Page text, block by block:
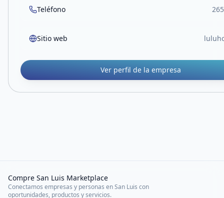
Teléfono
Sitio web
Ver perfil de la empresa
Compre San Luis Marketplace
Conectamos empresas y personas en San Luis con
oportunidades, productos y servicios.